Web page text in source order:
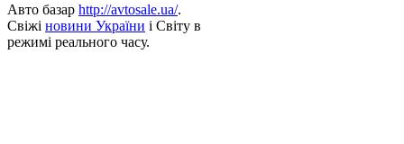
Авто базар http://avtosale.ua/.
Свіжі новини України і Світу в
режимі реального часу.